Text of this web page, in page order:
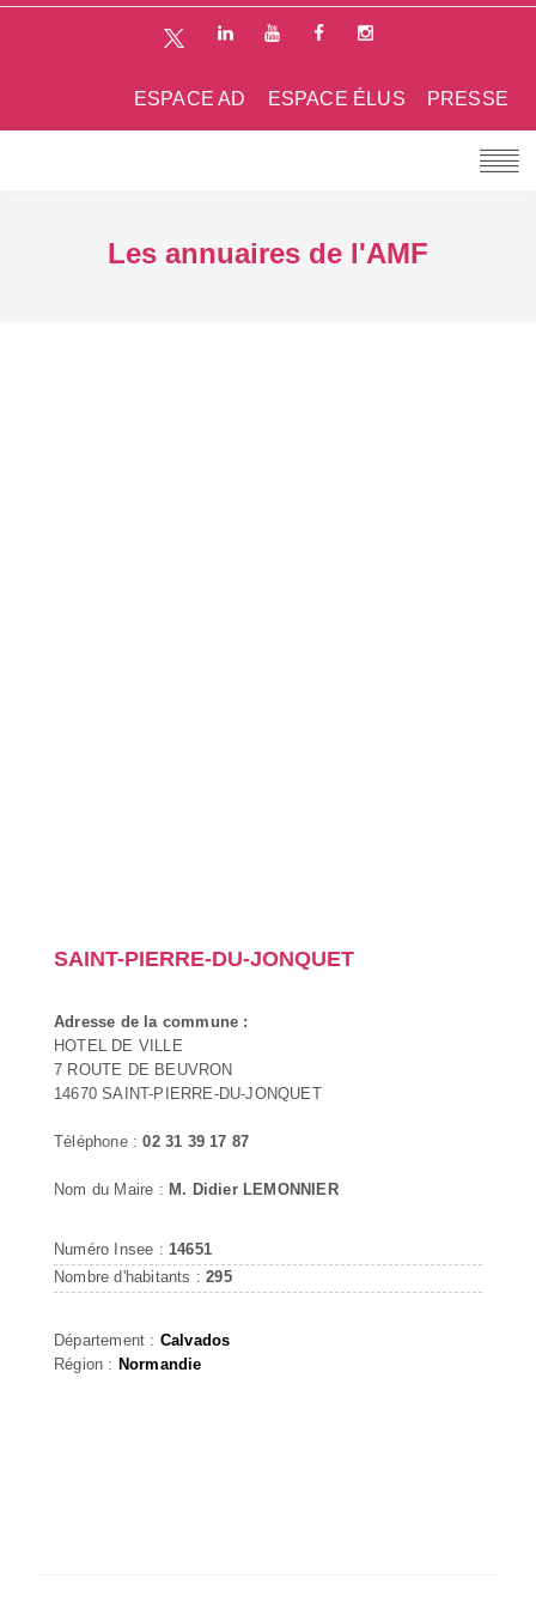
PRESSE
ESPACE ÉLUS
ESPACE AD
Les annuaires de l'AMF
SAINT-PIERRE-DU-JONQUET
Adresse de la commune :
HOTEL DE VILLE
7 ROUTE DE BEUVRON
14670 SAINT-PIERRE-DU-JONQUET
Téléphone :02 31 39 17 87
Nom du Maire : M. Didier LEMONNIER
Numéro Insee : 14651
Nombre d'habitants :295
Département : Calvados
Région : Normandie